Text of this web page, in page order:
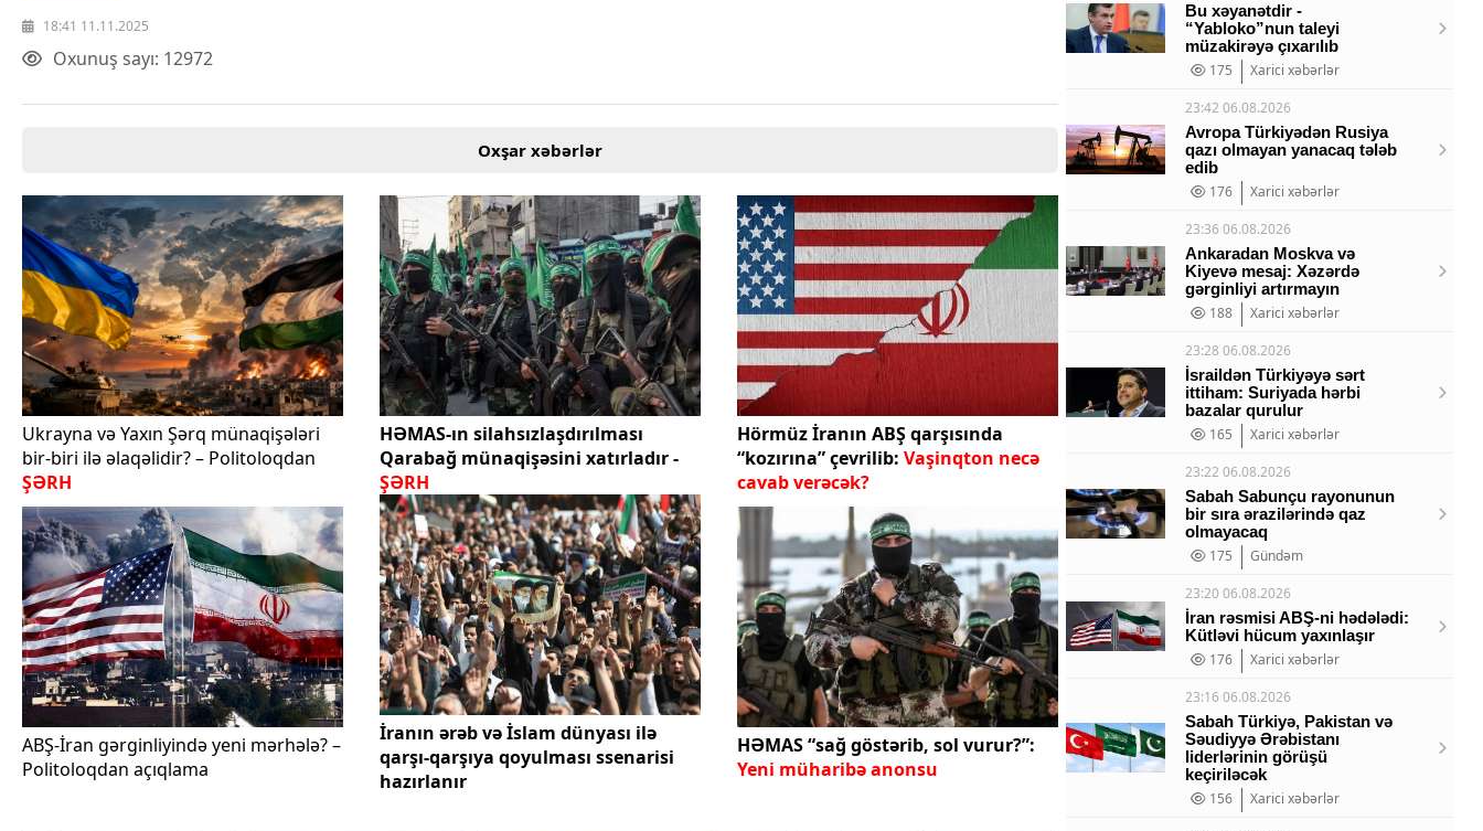
18:41 11.11.2025
Oxunuş sayı: 12972
Oxşar xəbərlər
Ukrayna və Yaxın Şərq münaqişələri
bir-biri ilə əlaqəlidir? – Politoloqdan
ŞƏRH
HƏMAS-ın silahsızlaşdırılması
Qarabağ münaqişəsini xatırladır -
ŞƏRH
Hörmüz İranın ABŞ qarşısında
“kozırına” çevrilib: Vaşinqton necə
cavab verəcək?
ABŞ-İran gərginliyində yeni mərhələ? –
Politoloqdan açıqlama
İranın ərəb və İslam dünyası ilə
qarşı-qarşıya qoyulması ssenarisi
hazırlanır
HƏMAS “sağ göstərib, sol vurur?”:
Yeni müharibə anonsu
Bu xəyanətdir -
“Yabloko”nun taleyi
müzakirəyə çıxarılıb
175
Xarici xəbərlər
23:42 06.08.2026
Avropa Türkiyədən Rusiya
qazı olmayan yanacaq tələb
edib
176
Xarici xəbərlər
23:36 06.08.2026
Ankaradan Moskva və
Kiyevə mesaj: Xəzərdə
gərginliyi artırmayın
188
Xarici xəbərlər
23:28 06.08.2026
İsraildən Türkiyəyə sərt
ittiham: Suriyada hərbi
bazalar qurulur
165
Xarici xəbərlər
23:22 06.08.2026
Sabah Sabunçu rayonunun
bir sıra ərazilərində qaz
olmayacaq
175
Gündəm
23:20 06.08.2026
İran rəsmisi ABŞ-ni hədələdi:
Kütləvi hücum yaxınlaşır
176
Xarici xəbərlər
23:16 06.08.2026
Sabah Türkiyə, Pakistan və
Səudiyyə Ərəbistanı
liderlərinin görüşü
keçiriləcək
156
Xarici xəbərlər